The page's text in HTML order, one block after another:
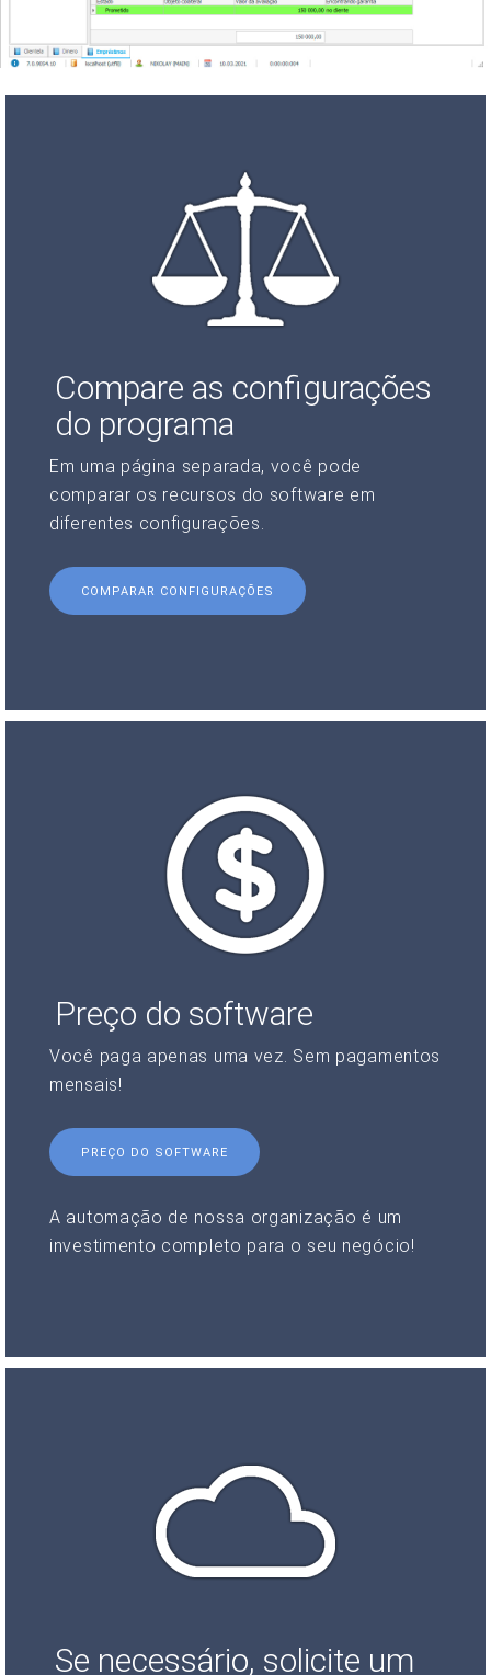
Compare as configurações
do programa
Em uma página separada, você pode
comparar os recursos do software em
diferentes configurações.
COMPARAR CONFIGURAÇÕES
Preço do software
Você paga apenas uma vez. Sem pagamentos
mensais!
PREÇO DO SOFTWARE
A automação de nossa organização é um
investimento completo para o seu negócio!
Se necessário, solicite um